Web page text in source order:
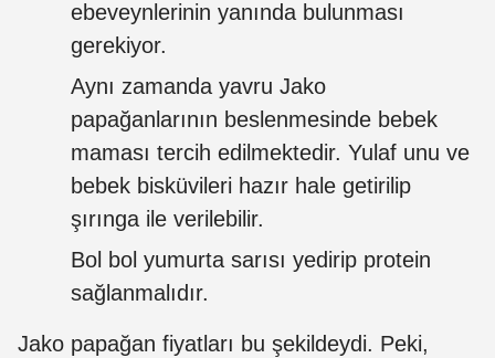
ebeveynlerinin yanında bulunması
gerekiyor.
Aynı zamanda yavru Jako
papağanlarının beslenmesinde bebek
maması tercih edilmektedir. Yulaf unu ve
bebek bisküvileri hazır hale getirilip
şırınga ile verilebilir.
Bol bol yumurta sarısı yedirip protein
sağlanmalıdır.
Jako papağan fiyatları bu şekildeydi. Peki,